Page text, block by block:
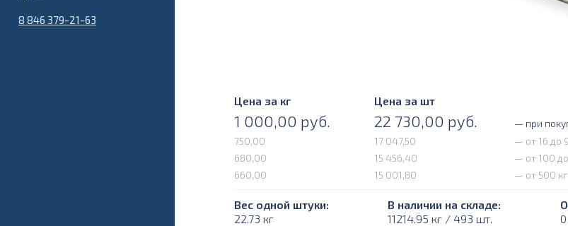
8 846 379-21-63
Цена за кг Цена за шт
1 000,00 руб. 22 730,00 руб.
— при
750,00
17 047,50
— от 16 до
680,00
15 456,40
— от 100
660,00
15 001,80 — от 500 кг
Вес одной штуки:
22.73 кг
В наличии на складе:
11214.95 кг / 493 шт.
0